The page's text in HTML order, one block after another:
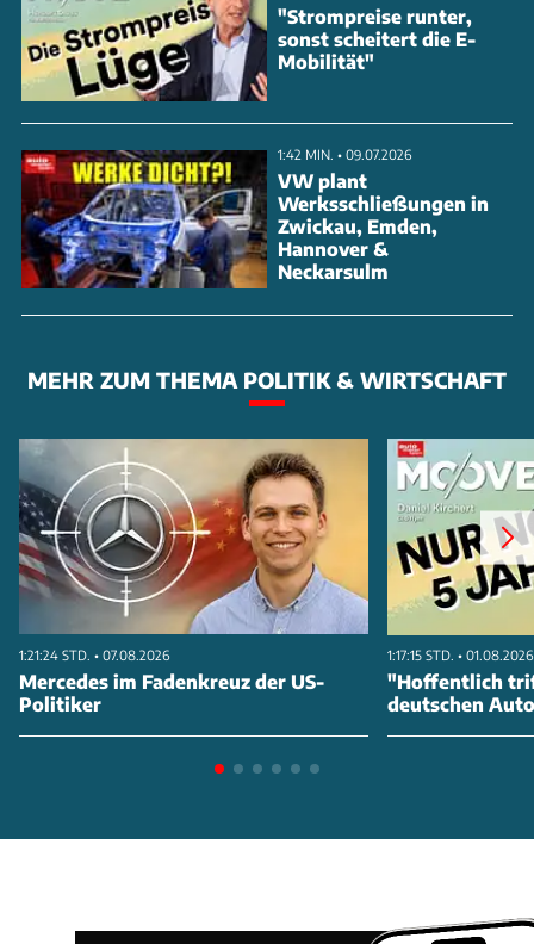
"Strompreise runter,
sonst scheitert die E-
Mobilität"
1:42 MIN. • 09.07.2026
VW plant
Werksschließungen in
Zwickau, Emden,
Hannover &
Neckarsulm
MEHR ZUM THEMA POLITIK & WIRTSCHAFT
1:21:24 STD. • 07.08.2026
Mercedes im Fadenkreuz der US-
Politiker
1:17:15 STD. • 01.08.2026
"Hoffentlich
deutschen